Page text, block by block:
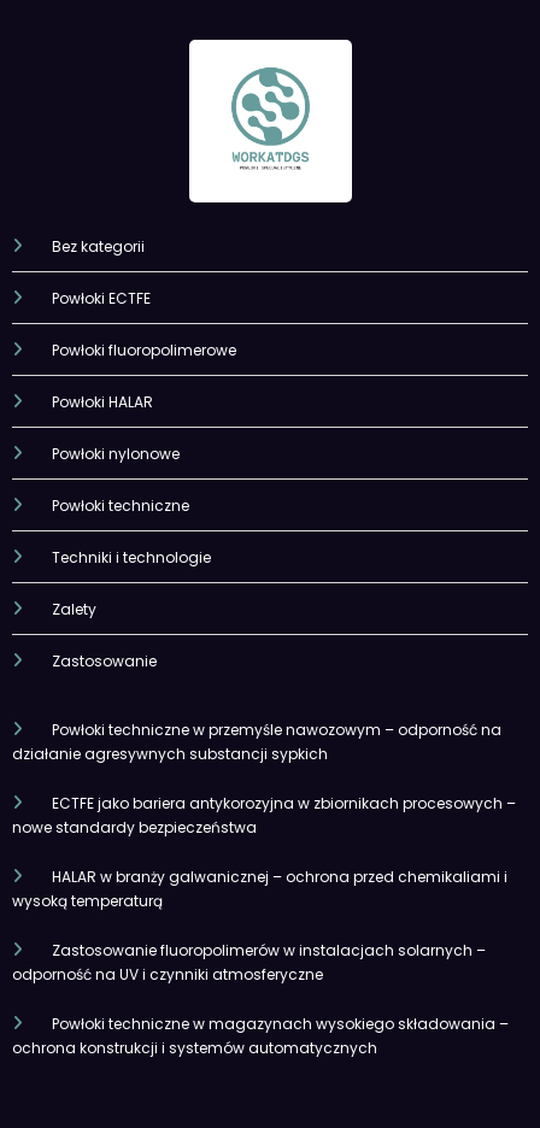
Bez kategorii
Powłoki ECTFE
Powłoki fluoropolimerowe
Powłoki HALAR
Powłoki nylonowe
Powłoki techniczne
Techniki i technologie
Zalety
Zastosowanie
Powłoki techniczne w przemyśle nawozowym – odporność na
działanie agresywnych substancji sypkich
ECTFE jako bariera antykorozyjna w zbiornikach procesowych –
nowe standardy bezpieczeństwa
HALAR w branży galwanicznej – ochrona przed chemikaliami i
wysoką temperaturą
Zastosowanie fluoropolimerów w instalacjach solarnych –
odporność na UV i czynniki atmosferyczne
Powłoki techniczne w magazynach wysokiego składowania –
ochrona konstrukcji i systemów automatycznych